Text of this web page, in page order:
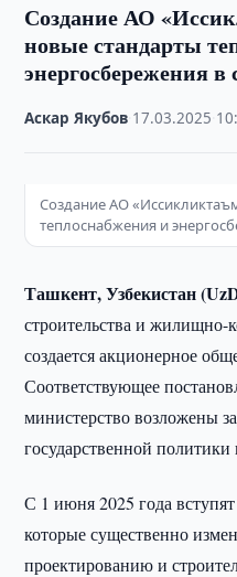
Создание АО
новые стандарты
энергосбережения в
Аскар Якубов 17.03.2025
Создание АО
теплоснабжения и
Ташкент, Узбекистан
строительства и жилищно-
создается акционерное
Соответствующее
министерство возложены
государственной
С 1 июня 2025 года
которые существенно
проектированию и